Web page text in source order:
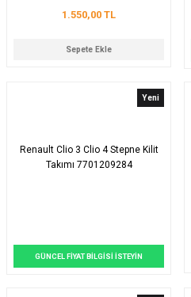
1.550,00 TL
Sepete Ekle
Yeni
Renault Clio 3 Clio 4 Stepne Kilit
Takımı 7701209284
GÜNCEL FİYAT BİLGİSİ İSTEYİN